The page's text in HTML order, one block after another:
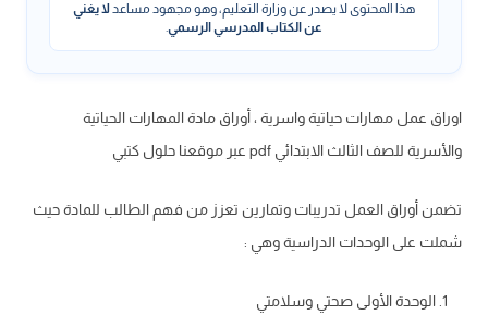
هذا المحتوى لا يصدر عن وزارة التعليم، وهو مجهود مساعدلا يغني
عن الكتاب المدرسي الرسمي.
اوراق عمل مهارات حياتية واسرية ، أوراق مادة المهارات الحياتية
والأسرية للصف الثالث الابتدائي pdf عبر موقعنا حلول كتبي
تضمن أوراق العمل تدريبات وتمارين تعزز من فهم الطالب للمادة حيث
شملت على الوحدات الدراسية وهي :
الوحدة الأولى صحتي وسلامتي